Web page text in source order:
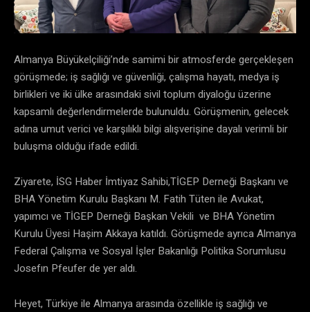
Almanya Büyükelçiliği’nde samimi bir atmosferde gerçekleşen
görüşmede; iş sağlığı ve güvenliği, çalışma hayatı, medya iş
birlikleri ve iki ülke arasındaki sivil toplum diyaloğu üzerine
kapsamlı değerlendirmelerde bulunuldu. Görüşmenin, gelecek
adına umut verici ve karşılıklı bilgi alışverişine dayalı verimli bir
buluşma olduğu ifade edildi.
Ziyarete, İSG Haber İmtiyaz Sahibi,TİGEP Derneği Başkanı ve
BHA Yönetim Kurulu Başkanı M. Fatih Tüten ile Avukat,
yapımcı ve TİGEP Derneği Başkan Vekili ve BHA Yönetim
Kurulu Üyesi Haşim Akkaya katıldı. Görüşmede ayrıca Almanya
Federal Çalışma ve Sosyal İşler Bakanlığı Politika Sorumlusu
Josefın Pfeufer de yer aldı.
Heyet, Türkiye ile Almanya arasında özellikle iş sağlığı ve